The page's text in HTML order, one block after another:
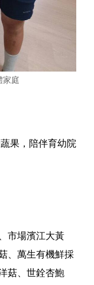
家庭
果，陪伴育幼院
市場濱江大黃
、萬生有機鮮採
菇、世銓杏鮑